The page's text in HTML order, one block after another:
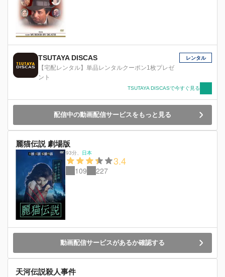
TSUTAYA DISCAS
【宅配レンタル】単品レンタルクーポン1枚プレゼ
ント
レンタル
TSUTAYA DISCASで今すぐ見る
配信中の動画配信サービスをもっと見る
麗猫伝説 劇場版
93分 日本
3.4
109 227
動画配信サービスがあるか確認する
天河伝説殺人事件